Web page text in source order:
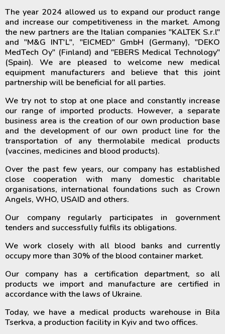
The year 2024 allowed us to expand our product range
and increase our competitiveness in the market. Among
the new partners are the Italian companies "KALTEK S.r.l"
and "M&G INT'L", "EICMED" GmbH (Germany), "DEKO
MedTech Oy" (Finland) and "EBERS Medical Technology"
(Spain). We are pleased to welcome new medical
equipment manufacturers and believe that this joint
partnership will be beneficial for all parties.
We try not to stop at one place and constantly increase
our range of imported products. However, a separate
business area is the creation of our own production base
and the development of our own product line for the
transportation of any thermolabile medical products
(vaccines, medicines and blood products).
Over the past few years, our company has established
close cooperation with many domestic charitable
organisations, international foundations such as Crown
Angels, WHO, USAID and others.
Our company regularly participates in government
tenders and successfully fulfils its obligations.
We work closely with all blood banks and currently
occupy more than 30% of the blood container market.
Our company has a certification department, so all
products we import and manufacture are certified in
accordance with the laws of Ukraine.
Today, we have a medical products warehouse in Bila
Tserkva, a production facility in Kyiv and two offices.